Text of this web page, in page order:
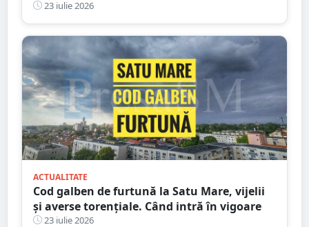
23 iulie 2026
ACTUALITATE
Cod galben de furtună la Satu Mare, vijelii
și averse torențiale. Când intră în vigoare
23 iulie 2026